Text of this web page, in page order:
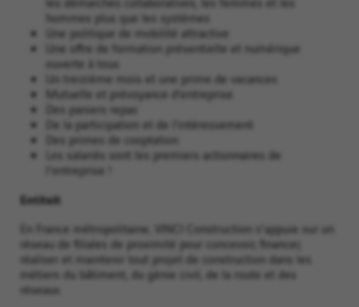
hommes plus que les systèmes
Une politique de mobilité attractive
Une offre de formation présentielle et numérique
ouverte à tous
Un treizième mois et une prime de vacances
Mutuelle et prévoyance d’entreprise
Des paniers repas
De la participation et de l’intéressement
Des primes de cooptation
Les salariés sont les premiers actionnaires de
l'entreprise !
Entiteit
En France métropolitaine, VINCI Construction s'appuie sur un
réseau de filiales de proximité pour concevoir, financer,
réaliser et maintenir tout projet de construction dans les
métiers du bâtiment, du génie civil, de la route et des
réseaux.